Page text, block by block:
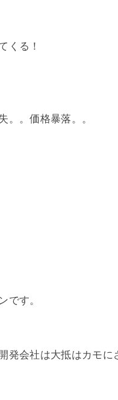
くる！
。。価格暴落。。
です。
会社は大抵はカモに